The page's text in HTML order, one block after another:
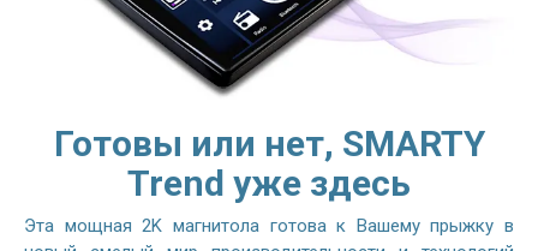
Готовы или нет, SMARTY
Trend уже здесь
Эта мощная 2K магнитола готова к Вашему прыжку в